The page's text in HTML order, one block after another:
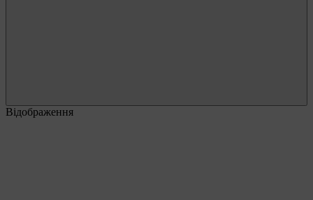
Відображення